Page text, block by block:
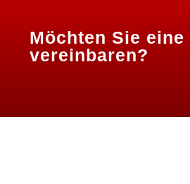
Möchten Sie eine
vereinbaren?